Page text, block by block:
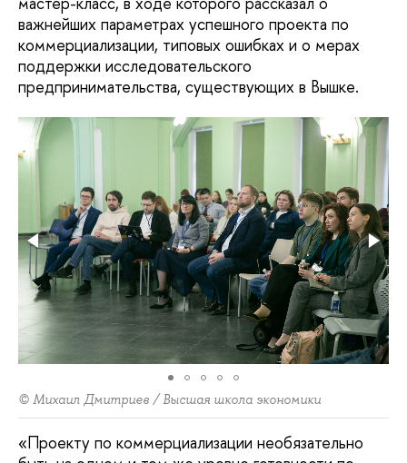
важнейших параметрах успешного проекта по
коммерциализации, типовых ошибках и о мерах
поддержки исследовательского
предпринимательства, существующих в Вышке.
© Михаил Дмитриев / Высшая школа экономики
«Проекту по коммерциализации необязательно